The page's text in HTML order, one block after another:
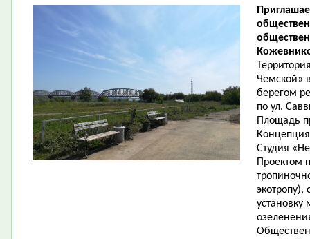
Чемской»
берегом
по ул.
Площадь
Студия
Проектом
экотропу),